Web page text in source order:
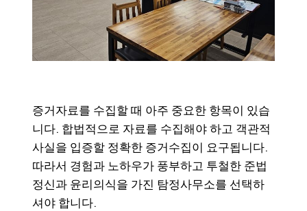
증거자료를 수집할 때 아주 중요한 항목이 있습
니다. 합법적으로 자료를 수집해야 하고 객관적
사실을 입증할 정확한 증거수집이 요구됩니다.
따라서 경험과 노하우가 풍부하고 투철한 준법
정신과 윤리의식을 가진 탐정사무소를 선택하
셔야 합니다.